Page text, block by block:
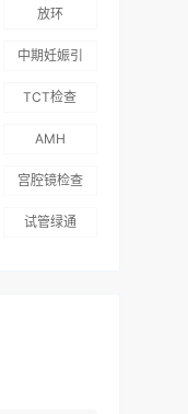
划”：抱娃
放环
中期妊娠引
TCT检查
AMH
宫腔镜检查
试管绿通